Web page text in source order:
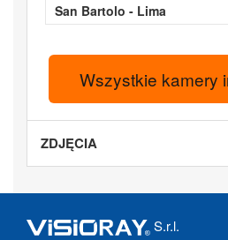
San Bartolo - Lima
Wszystkie kamery
ZDJĘCIA
S.r.l.